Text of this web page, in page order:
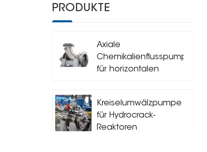
PRODUKTE
Axiale
Chemikalienflusspumpe
für horizontalen
Kreiselumwälzpumpe
für Hydrocrack-
Reaktoren